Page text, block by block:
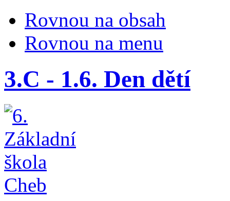
Rovnou na obsah
Rovnou na menu
3.C - 1.6. Den dětí